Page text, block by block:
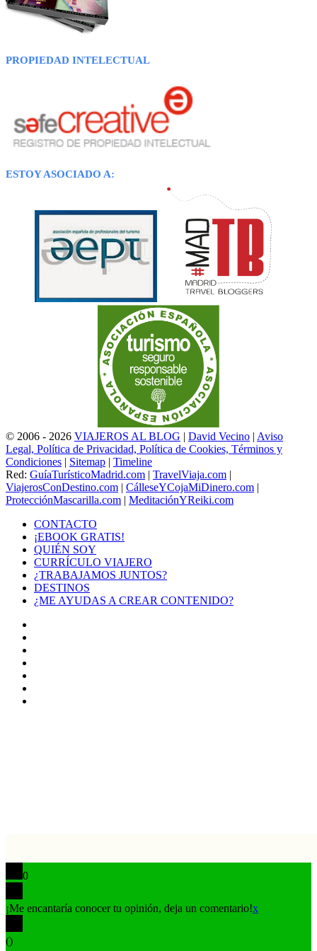
PROPIEDAD INTELECTUAL
ESTOY ASOCIADO A:
© 2006 - 2026 VIAJEROS AL BLOG | David Vecino | Aviso
Legal, Política de Privacidad, Política de Cookies, Términos y
Condiciones | Sitemap | Timeline
Red: GuíaTurísticoMadrid.com | TravelViaja.com |
ViajerosConDestino.com | CálleseYCojaMiDinero.com |
ProtecciónMascarilla.com | MeditaciónYReiki.com
CONTACTO
¡EBOOK GRATIS!
QUIÉN SOY
CURRÍCULO VIAJERO
¿TRABAJAMOS JUNTOS?
DESTINOS
¿ME AYUDAS A CREAR CONTENIDO?
0
¡Me encantaría conocer tu opinión, deja un comentario!x
()